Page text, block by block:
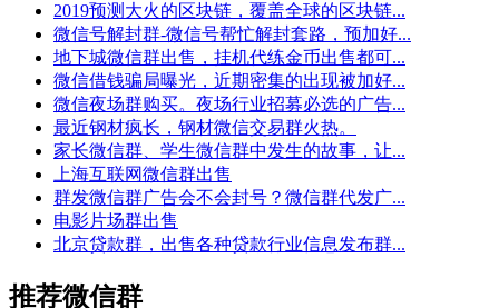
2019预测大火的区块链，覆盖全球的区块链...
微信号解封群-微信号帮忙解封套路，预加好...
地下城微信群出售，挂机代练金币出售都可...
微信借钱骗局曝光，近期密集的出现被加好...
微信夜场群购买。夜场行业招募必选的广告...
最近钢材疯长，钢材微信交易群火热。
家长微信群、学生微信群中发生的故事，让...
上海互联网微信群出售
群发微信群广告会不会封号？微信群代发广...
电影片场群出售
北京贷款群，出售各种贷款行业信息发布群...
推荐微信群